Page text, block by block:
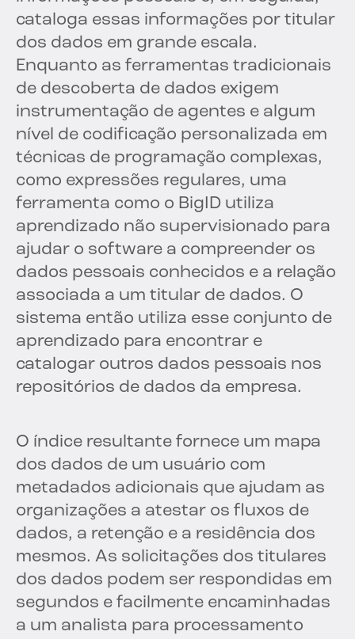
cataloga essas informações por titular
dos dados em grande escala.
Enquanto as ferramentas tradicionais
de descoberta de dados exigem
instrumentação de agentes e algum
nível de codificação personalizada em
técnicas de programação complexas,
como expressões regulares, uma
ferramenta como o BigID utiliza
aprendizado não supervisionado para
ajudar o software a compreender os
dados pessoais conhecidos e a relação
associada a um titular de dados. O
sistema então utiliza esse conjunto de
aprendizado para encontrar e
catalogar outros dados pessoais nos
repositórios de dados da empresa.
O índice resultante fornece um mapa
dos dados de um usuário com
metadados adicionais que ajudam as
organizações a atestar os fluxos de
dados, a retenção e a residência dos
mesmos. As solicitações dos titulares
dos dados podem ser respondidas em
segundos e facilmente encaminhadas
a um analista para processamento